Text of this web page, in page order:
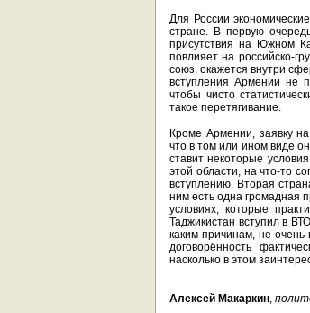
Для России
стране. В первую
присутствия на Южном
повлияет на российско-
союз, окажется внутри
вступления Армении не
чтобы чисто
такое перетягивание.
Кроме Армении, заявку
что в том или ином виде
ставит некоторые
этой области, на что-то
вступлению. Вторая
ним есть одна громадная
условиях, которые
Таджикистан вступил в
каким причинам, не очень
договорённость
насколько в этом
Алексей Макаркин,